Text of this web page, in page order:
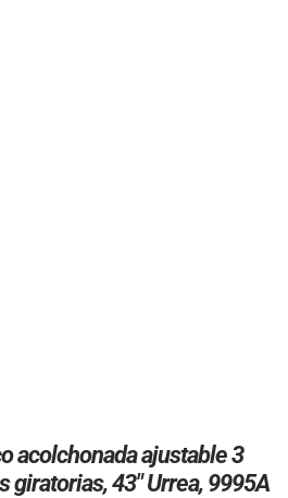
acolchonada ajustable 3
giratorias, 43″ Urrea, 9995A